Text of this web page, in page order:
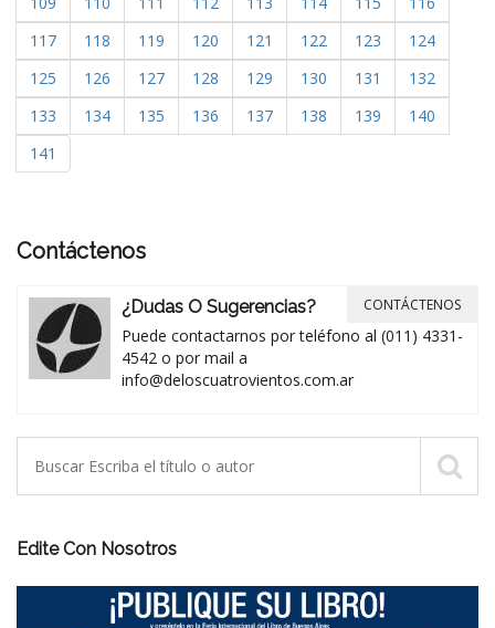
117
118 119 120 121 122 123
124
125
126 127 128 129 130 131
132
133
134 135 136 137 138 139
140
141
Contáctenos
¿Dudas O Sugerencias?
Puede contactarnos por teléfono al (011) 4331-
4542 o por mail a
info@deloscuatrovientos.com.ar
CONTÁCTENOS
Edite Con Nosotros